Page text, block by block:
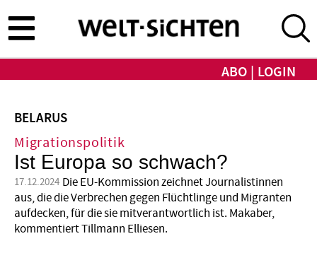
zum
Inhalt
ABO LOGIN
BELARUS
Migrationspolitik
Ist Europa so schwach?
17.12.2024 Die EU-Kommission zeichnet Journalistinnen
aus, die die Verbrechen gegen Flüchtlinge und Migranten
aufdecken, für die sie mitverantwortlich ist. Makaber,
kommentiert Tillmann Elliesen.